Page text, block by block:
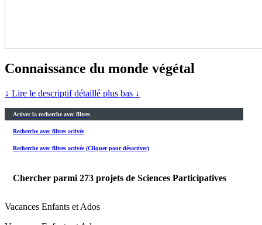
Connaissance du monde végétal
↓ Lire le descriptif détaillé plus bas ↓
Activer la recherche avec filtres
Recherche avec filtres activée
Recherche avec filtres activée (Cliquer pour désactiver)
Chercher parmi 273 projets de Sciences Participatives
Vacances Enfants et Ados